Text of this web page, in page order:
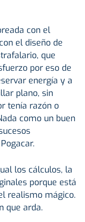
con el
el diseño de
que
por eso de
energía y a
plano, sin
tenía razón o
como un buen
los cálculos, la
porque está
realismo mágico.
que arda.